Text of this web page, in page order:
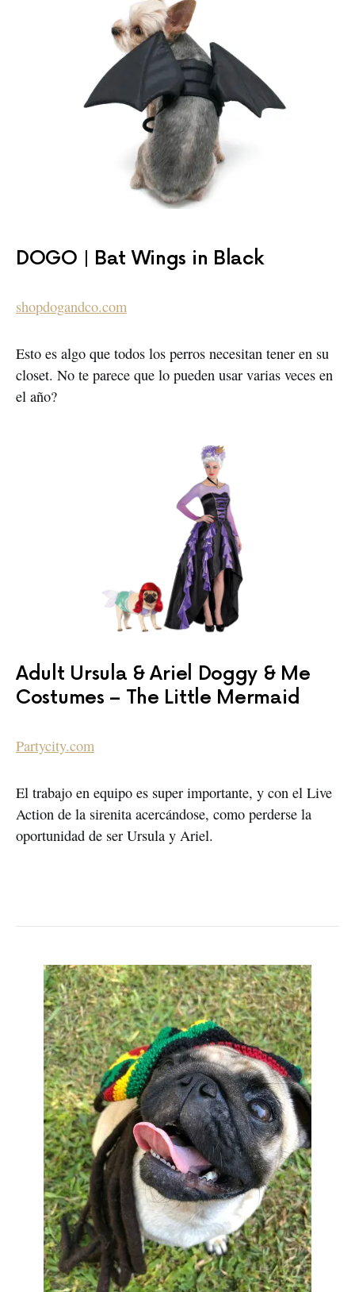
DOGO | Bat Wings in Black
shopdogandco.com
Esto es algo que todos los perros necesitan tener en su
closet. No te parece que lo pueden usar varias veces en
el año?
Adult Ursula & Ariel Doggy & Me
Costumes – The Little Mermaid
Partycity.com
El trabajo en equipo es super importante, y con el Live
Action de la sirenita acercándose, como perderse la
oportunidad de ser Ursula y Ariel.